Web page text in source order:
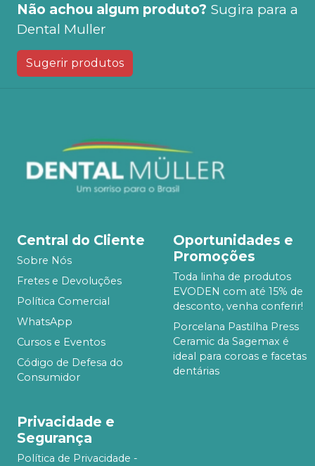
Não achou algum produto? Sugira para a
Dental Muller
Sugerir produtos
Central do Cliente
Sobre Nós
Fretes e Devoluções
Política Comercial
WhatsApp
Cursos e Eventos
Código de Defesa do
Consumidor
Oportunidades e
Promoções
Toda linha de produtos
EVODEN com até 15% de
desconto, venha conferir!
Porcelana Pastilha Press
Ceramic da Sagemax é
ideal para coroas e facetas
dentárias
Privacidade e
Segurança
Política de Privacidade -